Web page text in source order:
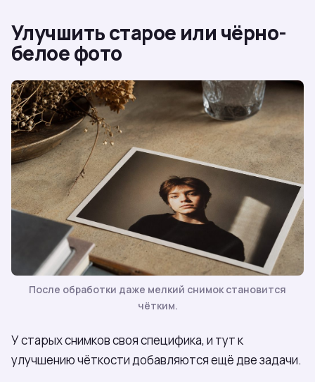
Улучшить старое или чёрно-
белое фото
После обработки даже мелкий снимок становится
чётким.
У старых снимков своя специфика, и тут к
улучшению чёткости добавляются ещё две задачи.